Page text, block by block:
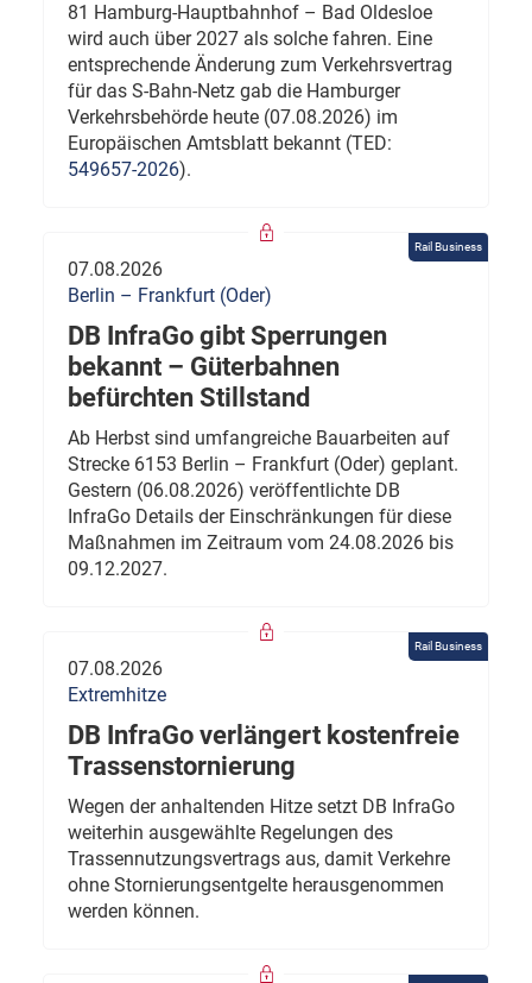
81 Hamburg-Hauptbahnhof – Bad Oldesloe
wird auch über 2027 als solche fahren. Eine
entsprechende Änderung zum Verkehrsvertrag
für das S-Bahn-Netz gab die Hamburger
Verkehrsbehörde heute (07.08.2026) im
Europäischen Amtsblatt bekannt (TED:
549657-2026).
Rail Business
07.08.2026
Berlin – Frankfurt (Oder)
DB InfraGo gibt Sperrungen
bekannt – Güterbahnen
befürchten Stillstand
Ab Herbst sind umfangreiche Bauarbeiten auf
Strecke 6153 Berlin – Frankfurt (Oder) geplant.
Gestern (06.08.2026) veröffentlichte DB
InfraGo Details der Einschränkungen für diese
Maßnahmen im Zeitraum vom 24.08.2026 bis
09.12.2027.
Rail Business
07.08.2026
Extremhitze
DB InfraGo verlängert kostenfreie
Trassenstornierung
Wegen der anhaltenden Hitze setzt DB InfraGo
weiterhin ausgewählte Regelungen des
Trassennutzungsvertrags aus, damit Verkehre
ohne Stornierungsentgelte herausgenommen
werden können.